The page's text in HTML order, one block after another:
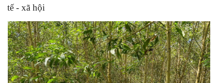
tế - xã hội